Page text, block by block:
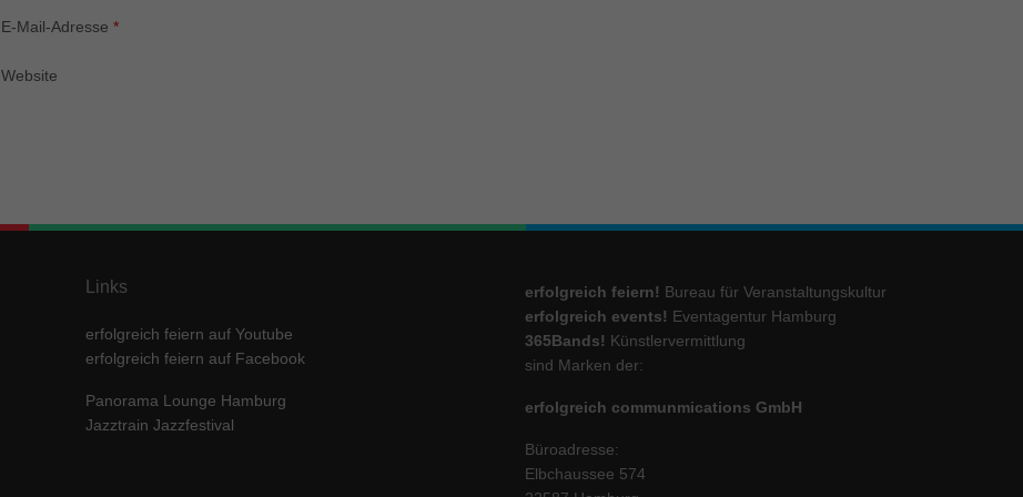
E-Mail-Adresse *
Website
Links
erfolgreich feiern auf Youtube
erfolgreich feiern auf Facebook
Panorama Lounge Hamburg
Jazztrain Jazzfestival
erfolgreich feiern! Bureau für Veranstaltungskultur
erfolgreich events! Eventagentur Hamburg
365Bands! Künstlervermittlung
sind Marken der:
erfolgreich communmications GmbH
Büroadresse:
Elbchaussee 574
Cookie-Informationen anzeigen
Inhalte von Videoplattformen und Social-Media-Plattformen werden standardmäßig blockiert.
Wenn Cookies von externen Medien akzeptiert werden, bedarf der Zugriff auf diese Inhalte
keiner manuellen Einwilligung mehr.
Impressum